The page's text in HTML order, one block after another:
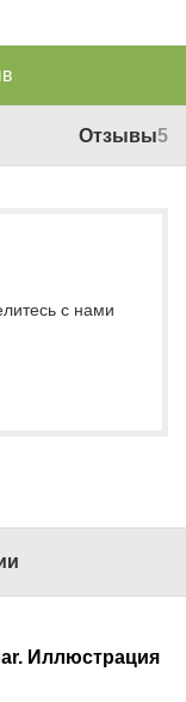
Отзывы5
с нами
Иллюстрация